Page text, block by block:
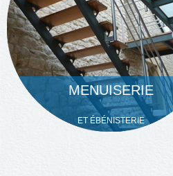
MENUISERIE
ET ÉBÉNISTERIE